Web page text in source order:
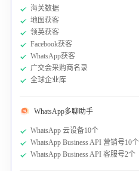
海关数据
地图获客
领英获客
Facebook获客
WhatsApp获客
广交会采购商名录
全球企业库
WhatsApp多聊助手
WhatsApp 云设备10个
WhatsApp Business API 营销号10个
WhatsApp Business API 客服号2个